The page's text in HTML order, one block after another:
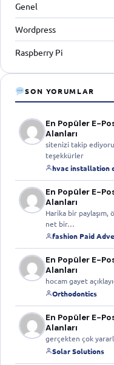
Genel
Wordpress
Raspberry Pi
SON YORUMLAR
En Popüler E-
Alanları
sitenizi takip
teşekkürler
hvac installation
En Popüler E-
Alanları
Harika bir
net bir…
fashion Paid
En Popüler E-
Alanları
hocam gayet
Orthodontics
En Popüler E-
Alanları
gerçekten çok
Solar Solutions